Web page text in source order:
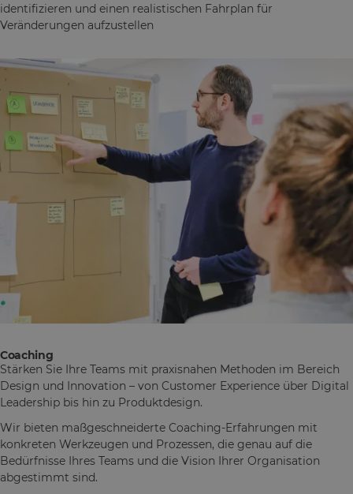
identifizieren und einen realistischen Fahrplan für
Veränderungen aufzustellen
Coaching
Stärken Sie Ihre Teams mit praxisnahen Methoden im Bereich
Design und Innovation – von Customer Experience über Digital
Leadership bis hin zu Produktdesign.
Wir bieten maßgeschneiderte Coaching-Erfahrungen mit
konkreten Werkzeugen und Prozessen, die genau auf die
Bedürfnisse Ihres Teams und die Vision Ihrer Organisation
abgestimmt sind.